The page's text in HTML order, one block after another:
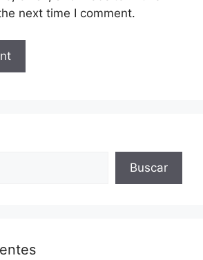
next time I comment.
Buscar